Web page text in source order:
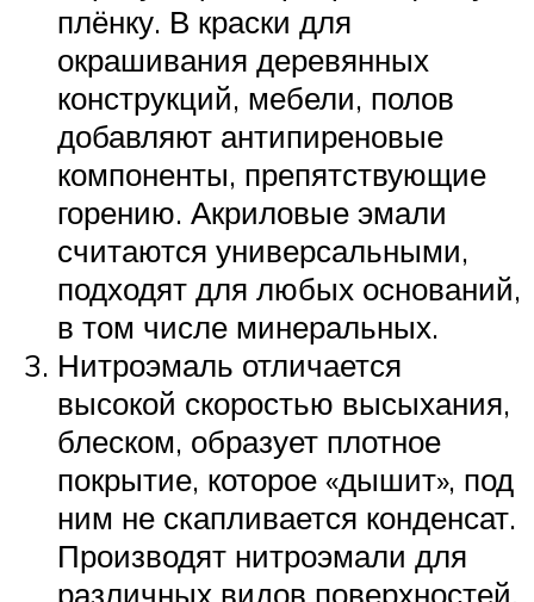
плёнку. В краски для
окрашивания деревянных
конструкций, мебели, полов
добавляют антипиреновые
компоненты, препятствующие
горению. Акриловые эмали
считаются универсальными,
подходят для любых оснований,
в том числе минеральных.
Нитроэмаль отличается
высокой скоростью высыхания,
блеском, образует плотное
покрытие, которое «дышит», под
ним не скапливается конденсат.
Производят нитроэмали для
различных видов поверхностей,